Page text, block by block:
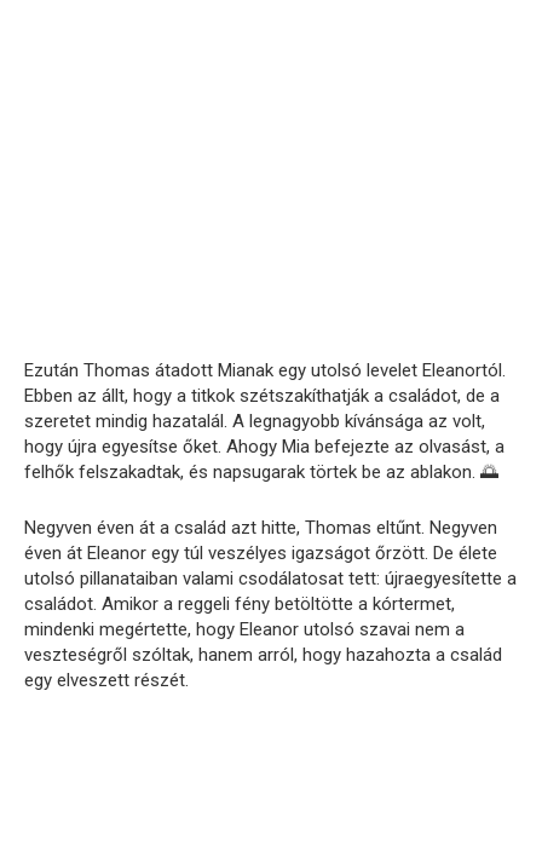
Ezután Thomas átadott Mianak egy utolsó levelet Eleanortól.
Ebben az állt, hogy a titkok szétszakíthatják a családot, de a
szeretet mindig hazatalál. A legnagyobb kívánsága az volt,
hogy újra egyesítse őket. Ahogy Mia befejezte az olvasást, a
felhők felszakadtak, és napsugarak törtek be az ablakon. 🌅
Negyven éven át a család azt hitte, Thomas eltűnt. Negyven
éven át Eleanor egy túl veszélyes igazságot őrzött. De élete
utolsó pillanataiban valami csodálatosat tett: újraegyesítette a
családot. Amikor a reggeli fény betöltötte a kórtermet,
mindenki megértette, hogy Eleanor utolsó szavai nem a
veszteségről szóltak, hanem arról, hogy hazahozta a család
egy elveszett részét.